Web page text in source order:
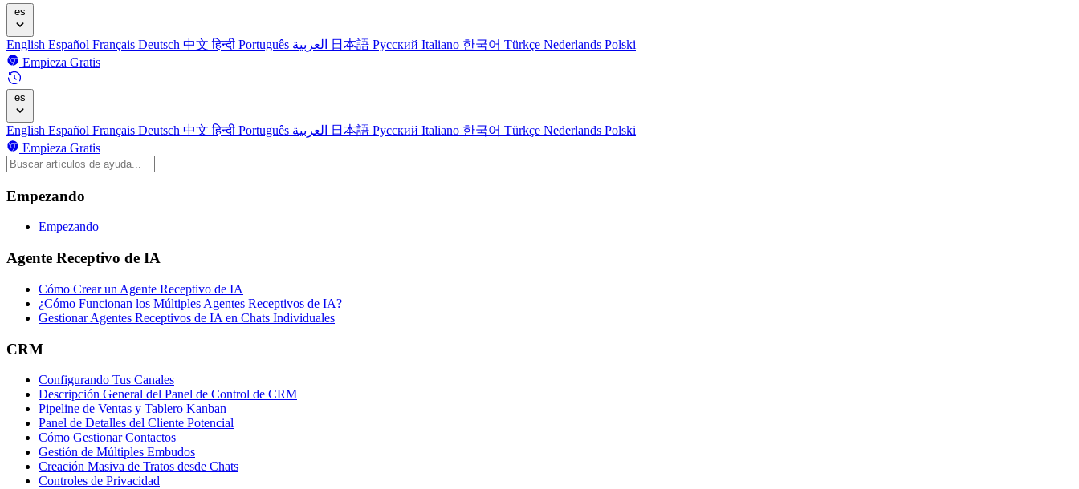
es
English Español Français Deutsch 中文हिन्दी Português 日本語 Русский Italiano 한국어 Türkçe Nederlands Polski
Empieza Gratis
es
English Español Français Deutsch 中文हिन्दी Português 日本語 Русский Italiano 한국어 Türkçe Nederlands Polski
Empieza Gratis
Empezando
Empezando
Agente Receptivo de IA
Cómo Crear un Agente Receptivo de IA
¿Cómo Funcionan los Múltiples Agentes Receptivos de IA?
Gestionar Agentes Receptivos de IA en Chats Individuales
CRM
Configurando Tus Canales
Descripción General del Panel de Control de CRM
Pipeline de Ventas y Tablero Kanban
Panel de Detalles del Cliente Potencial
Cómo Gestionar Contactos
Gestión de Múltiples Embudos
Creación Masiva de Tratos desde Chats
Controles de Privacidad